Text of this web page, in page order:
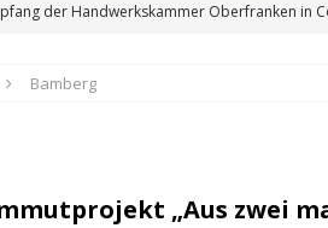
der Handwerkskammer Oberfranken in
Gemeinde Ahorn für Silvia Finzel
dankt HABA Bad Rodach COBURG
Bamberg
„Aus zwei